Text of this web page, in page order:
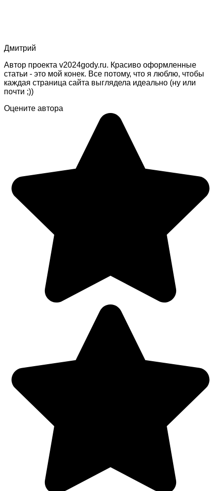
Дмитрий
Автор проекта v2024gody.ru. Красиво оформленные
статьи - это мой конек. Все потому, что я люблю, чтобы
каждая страница сайта выглядела идеально (ну или
почти ;))
Оцените автора